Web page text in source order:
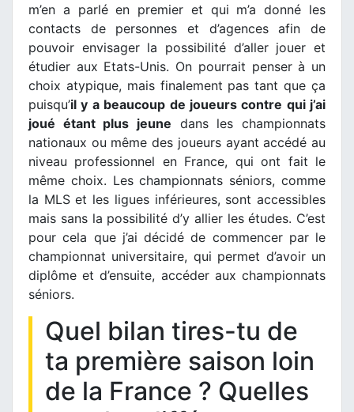
m’en a parlé en premier et qui m’a donné les
contacts de personnes et d’agences afin de
pouvoir envisager la possibilité d’aller jouer et
étudier aux Etats-Unis. On pourrait penser à un
choix atypique, mais finalement pas tant que ça
puisqu’il y a beaucoup de joueurs contre qui j’ai
joué étant plus jeune dans les championnats
nationaux ou même des joueurs ayant accédé au
niveau professionnel en France, qui ont fait le
même choix. Les championnats séniors, comme
la MLS et les ligues inférieures, sont accessibles
mais sans la possibilité d’y allier les études. C’est
pour cela que j’ai décidé de commencer par le
championnat universitaire, qui permet d’avoir un
diplôme et d’ensuite, accéder aux championnats
séniors.
Quel bilan tires-tu de
ta première saison loin
de la France ? Quelles